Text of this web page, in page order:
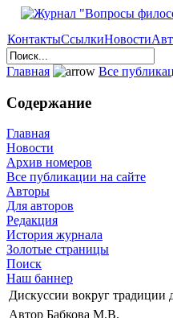
КонтактыСсылкиНовости
Главная Все
Содержание
Главная
Новости
Архив номеров
Все публикации на сайте
Авторы
Для авторов
Редакция
История журнала
Золотые страницы
Поиск
Наш баннер
Дискуссии вокруг
Автор Бабкова М.В.